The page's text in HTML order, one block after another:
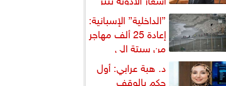
دستورية ويهدد حق
”الداخلية” الإسبانية:
إعادة 25 ألف مهاجر
من سبتة إلى
وارتفاع حصيلة...
د. هبة عرابي: أول
حكم بالوقف